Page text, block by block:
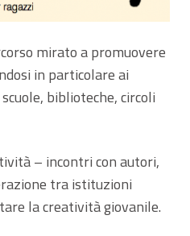
mirato a promuovere
in particolare ai
biblioteche, circoli
– incontri con autori,
tra istituzioni
la creatività giovanile.